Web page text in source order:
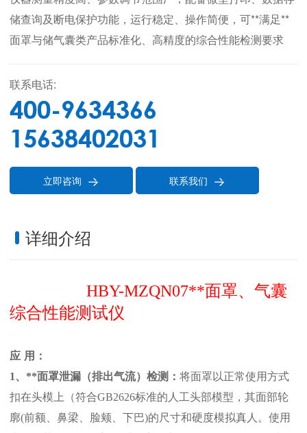
储查询及断电保护功能，运行稳定、操作简便，可**满足**
面罩与储气囊类产品标准化、高精度的综合性能检测要求
联系电话:
400-9634366
15638402031
立即咨询  联系我们 
详细介绍
HBY-MZQN07**面罩、气囊
综合性能测试仪
应 用：
1、 **面罩泄漏（排出气流） 检测： 将面罩以正常使用方式
扣在头模上 （符合GB2626标准的人工头部模型，其面部轮
廓(前额、鼻梁、脸颊、下巴)的尺寸和硬度模拟真人。使用